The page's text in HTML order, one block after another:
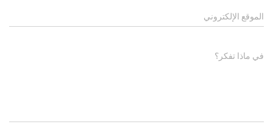
الموقع الإلكتروني
في ماذا تفكر؟